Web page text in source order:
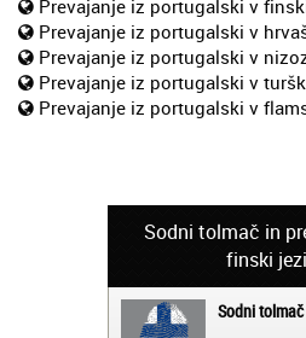
Prevajanje iz portugalski v
Prevajanje iz portugalski v
Prevajanje iz portugalski v
Prevajanje iz portugalski v
Prevajanje iz portugalski v
Sodni tolmač in
finski
Sodni